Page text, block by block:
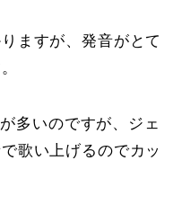
ますが、発音がとて
多いのですが、ジェ
歌い上げるのでカッ